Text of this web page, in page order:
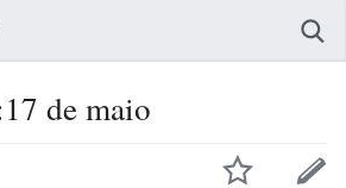
de maio